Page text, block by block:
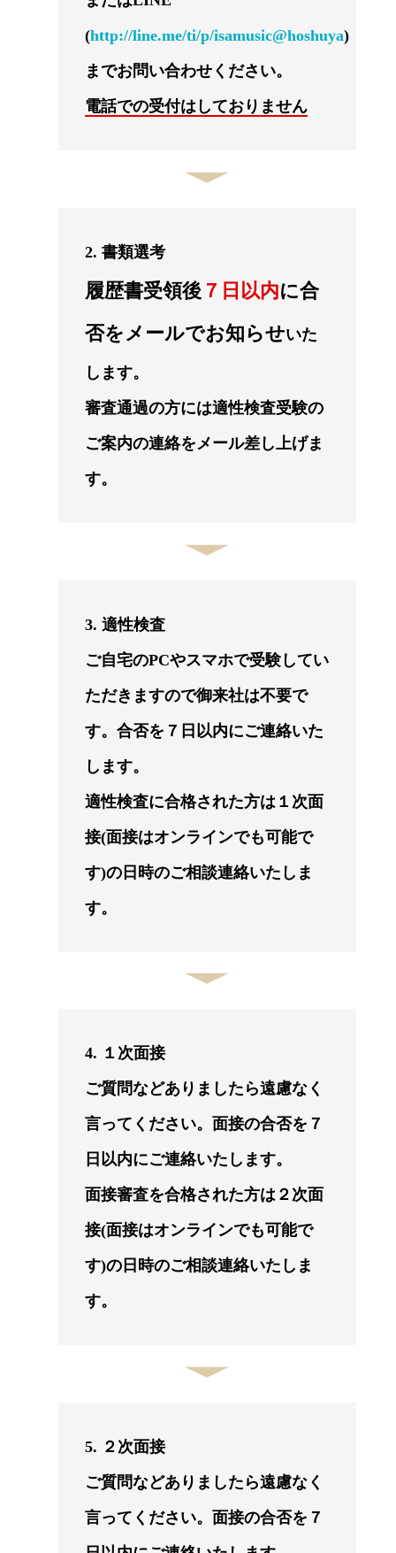
(http://line.me/ti/p/isamusic@hoshuya)
までお問い合わせください。
電話での受付はしておりません
2. 書類選考
履歴書受領後 ７日以内に合
否をメールでお知らせいた
します。
審査通過の方には適性検査受験の
ご案内の連絡をメール差し上げま
す。
3. 適性検査
ご自宅のPCやスマホで受験してい
ただきますので御来社は不要で
す。合否を７日以内にご連絡いた
します。
適性検査に合格された方は１次面
接(面接はオンラインでも可能で
す)の日時のご相談連絡いたしま
す。
4. １次面接
ご質問などありましたら遠慮なく
言ってください。面接の合否を７
日以内にご連絡いたします。
面接審査を合格された方は２次面
接(面接はオンラインでも可能で
す)の日時のご相談連絡いたしま
す。
5. ２次面接
ご質問などありましたら遠慮なく
言ってください。面接の合否を７